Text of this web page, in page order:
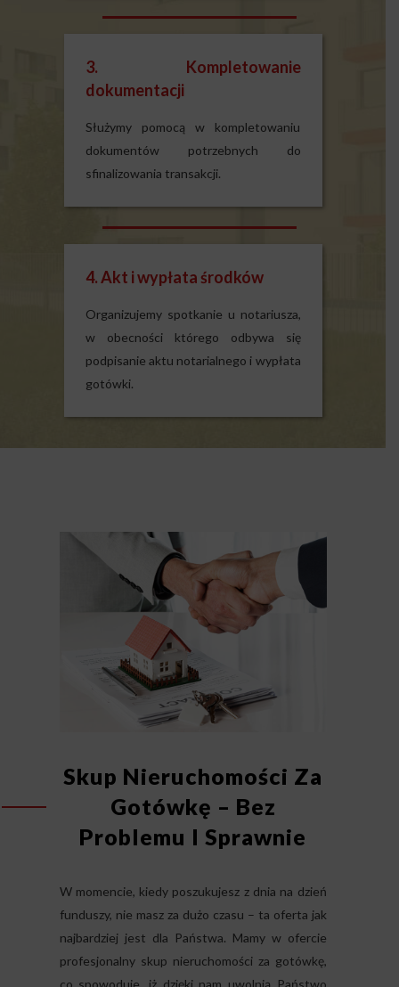
3. Kompletowanie
dokumentacji
Służymy pomocą w kompletowaniu
dokumentów potrzebnych do
sfinalizowania transakcji.
4. Akt i wypłata środków
Organizujemy spotkanie u notariusza,
w obecności którego odbywa się
podpisanie aktu notarialnego i wypłata
gotówki.
Skup Nieruchomości Za
Gotówkę – Bez
Problemu I Sprawnie
W momencie, kiedy poszukujesz z dnia na dzień
funduszy, nie masz za dużo czasu – ta oferta jak
najbardziej jest dla Państwa. Mamy w ofercie
profesjonalny skup nieruchomości za gotówkę,